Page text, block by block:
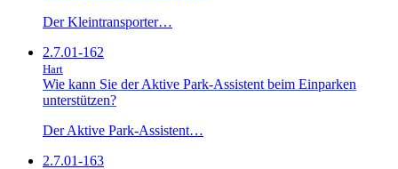
Der Kleintransporter…
2.7.01-162
Hart
Wie kann Sie der Aktive Park-Assistent beim Einparken
unterstützen?
Der Aktive Park-Assistent…
2.7.01-163